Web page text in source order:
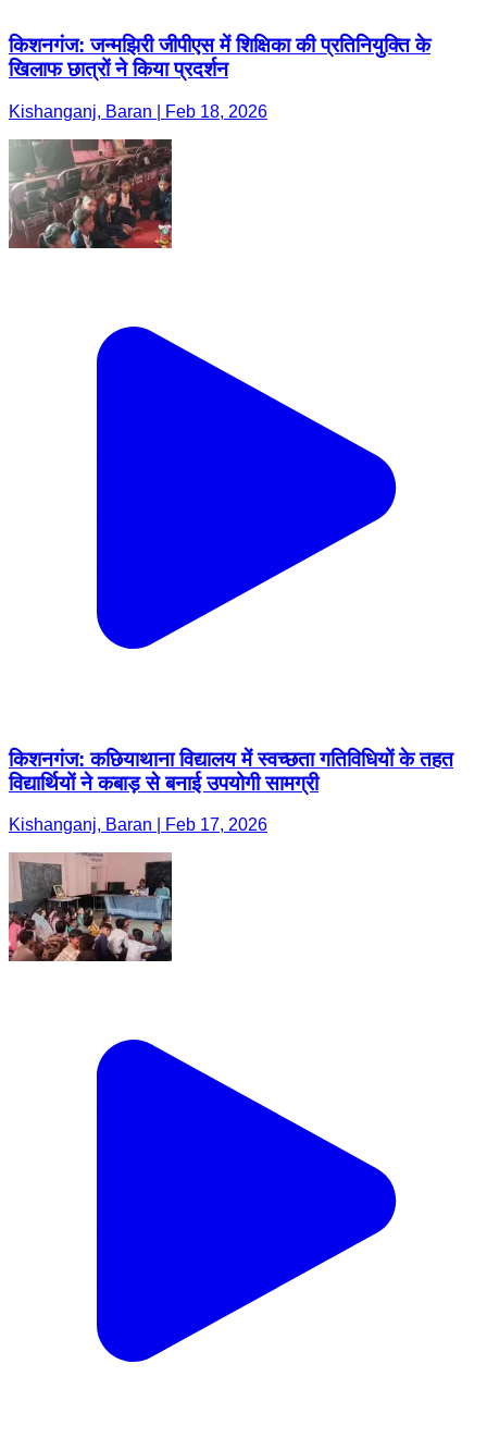
किशनगंज: जन्मझिरी जीपीएस में शिक्षिका की प्रतिनियुक्ति के
खिलाफ छात्रों ने किया प्रदर्शन
Kishanganj, Baran | Feb 18, 2026
किशनगंज: कछियाथाना विद्यालय में स्वच्छता गतिविधियों के तहत
विद्यार्थियों ने कबाड़ से बनाई उपयोगी सामग्री
Kishanganj, Baran | Feb 17, 2026